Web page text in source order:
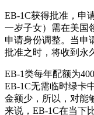
EB-1C获得批准，申
一岁子女）需在美国
申请身份调整。当申
批准之时，将收到永
EB-1类每年配额为
EB-1C无需临时绿卡
金额少，所以，对能
来说，EB-1C在当下